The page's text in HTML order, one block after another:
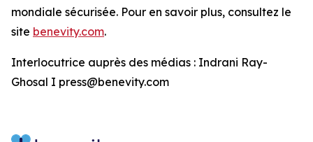
mondiale sécurisée. Pour en savoir plus, consultez le
site benevity.com.
Interlocutrice auprès des médias : Indrani Ray-
Ghosal I press@benevity.com